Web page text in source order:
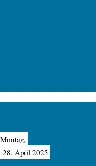
Montag,
28. April 2025